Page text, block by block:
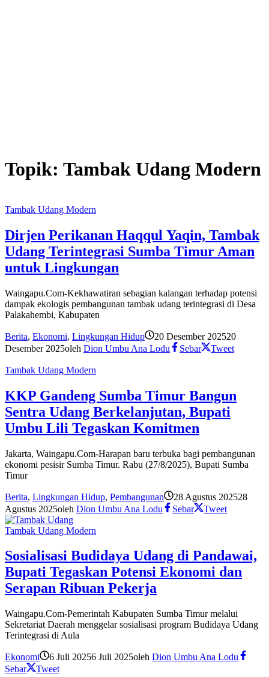
Topik: Tambak Udang Modern
Tambak Udang Modern
Dirjen Perikanan Haqqul Yaqin, Tambak
Udang Terintegrasi Sumba Timur Aman
untuk Lingkungan
Waingapu.Com-Kekhawatiran sebagian kalangan terhadap potensi
dampak ekologis pembangunan tambak udang terintegrasi di Desa
Palakahembi, Kabupaten
Berita, Ekonomi, Lingkungan Hidup 20 Desember 202520
Desember 2025oleh Dion Umbu Ana Lodu Sebar Tweet
Tambak Udang Modern
KKP Gandeng Sumba Timur Bangun
Sentra Udang Berkelanjutan, Bupati
Umbu Lili Tegaskan Komitmen
Jakarta, Waingapu.Com-Harapan baru terbuka bagi pembangunan
ekonomi pesisir Sumba Timur. Rabu (27/8/2025), Bupati Sumba
Timur
Berita, Lingkungan Hidup, Pembangunan 28 Agustus 202528
Agustus 2025oleh Dion Umbu Ana Lodu Sebar Tweet
Tambak Udang Modern
Sosialisasi Budidaya Udang di Pandawai,
Bupati Tegaskan Potensi Ekonomi dan
Serapan Ribuan Pekerja
Waingapu.Com-Pemerintah Kabupaten Sumba Timur melalui
Sekretariat Daerah menggelar sosialisasi program Budidaya Udang
Terintegrasi di Aula
Ekonomi 6 Juli 20256 Juli 2025oleh Dion Umbu Ana Lodu
Sebar
Tweet